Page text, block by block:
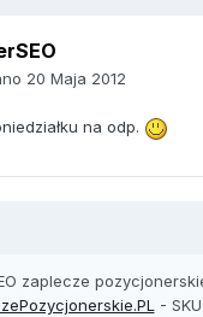
20 Maja 2012
na odp.
zaplecze
-